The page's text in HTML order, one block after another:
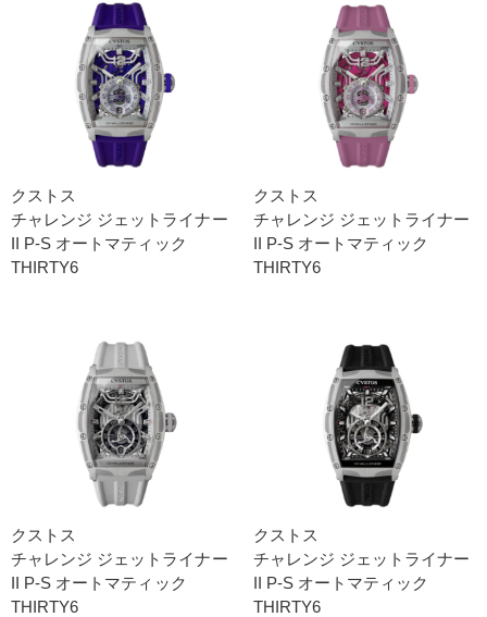
クストス
チャレンジ ジェットライナー
II P-S オートマティック
THIRTY6
クストス
チャレンジ ジェットライナー
II P-S オートマティック
THIRTY6
クストス
チャレンジ ジェットライナー
II P-S オートマティック
THIRTY6
クストス
チャレンジ ジェットライナー
II P-S オートマティック
THIRTY6